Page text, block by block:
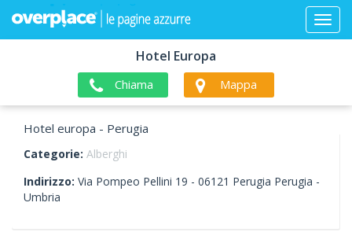
Hotel Europa
Chiama Mappa
Hotel europa - Perugia
Categorie: Alberghi
Indirizzo: Via Pompeo Pellini 19 - 06121 Perugia Perugia -
Umbria